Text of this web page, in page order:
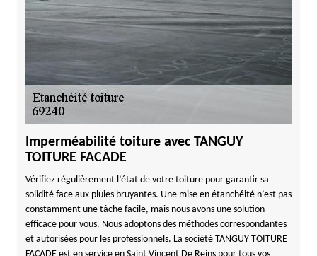
Imperméabilité toiture avec TANGUY
TOITURE FACADE
Vérifiez régulièrement l’état de votre toiture pour garantir sa
solidité face aux pluies bruyantes. Une mise en étanchéité n’est pas
constamment une tâche facile, mais nous avons une solution
efficace pour vous. Nous adoptons des méthodes correspondantes
et autorisées pour les professionnels. La société TANGUY TOITURE